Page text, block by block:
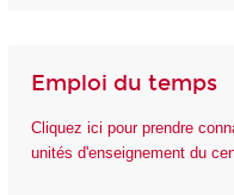
Emploi du temps
Cliquez ici pour prendre
unités d'enseignement du